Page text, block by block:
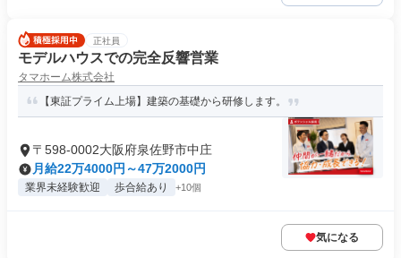
正社員
モデルハウスでの完全反響営業
タマホーム株式会社
【東証プライム上場】建築の基礎から研修します。
〒598-0002大阪府泉佐野市中庄
月給22万4000円～47万2000円
業界未経験歓迎 歩合給あり +10個
気になる